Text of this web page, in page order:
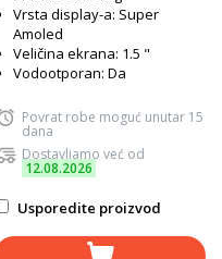
Vrsta display-a: Super
Amoled
Veličina ekrana: 1.5 "
Vodootporan: Da
Povrat robe moguć unutar 15
dana
Dostavljamo već od
12.08.2026
Usporedite proizvod